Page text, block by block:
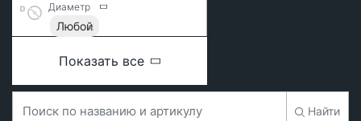
Диаметр
Любой
Показать все
Найти